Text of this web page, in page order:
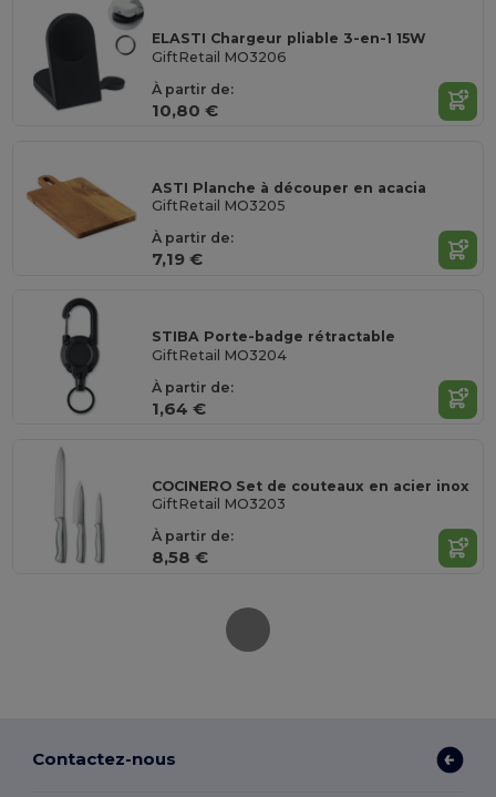
ELASTI Chargeur pliable 3-en-1 15W
GiftRetail MO3206
À partir de:
10,80 €
ASTI Planche à découper en acacia
GiftRetail MO3205
À partir de:
7,19 €
STIBA Porte-badge rétractable
GiftRetail MO3204
À partir de:
1,64 €
COCINERO Set de couteaux en acier inox
GiftRetail MO3203
À partir de:
8,58 €
Contactez-nous